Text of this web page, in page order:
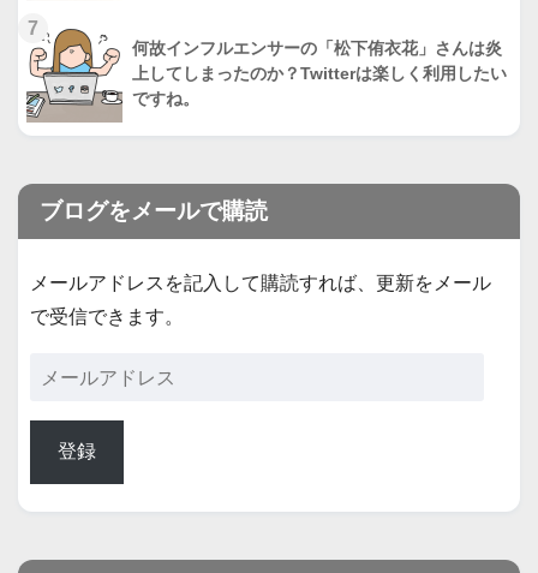
7
何故インフルエンサーの「松下侑衣花」さんは炎
上してしまったのか？Twitterは楽しく利用したい
ですね。
ブログをメールで購読
メールアドレスを記入して購読すれば、更新をメール
で受信できます。
登録